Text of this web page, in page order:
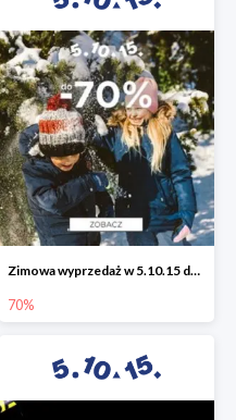
Zimowa wyprzedaż w 5.10.15 do -70%
70%